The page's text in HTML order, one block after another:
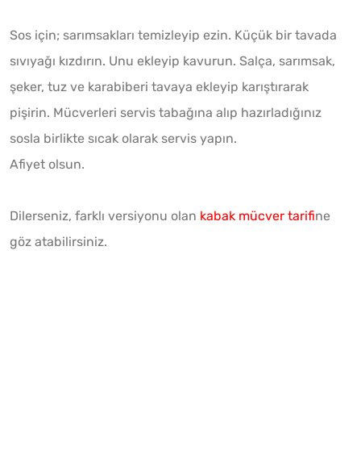
Sos için; sarımsakları temizleyip ezin. Küçük bir tavada
sıvıyağı kızdırın. Unu ekleyip kavurun. Salça, sarımsak,
şeker, tuz ve karabiberi tavaya ekleyip karıştırarak
pişirin. Mücverleri servis tabağına alıp hazırladığınız
sosla birlikte sıcak olarak servis yapın.
Afiyet olsun.
Dilerseniz, farklı versiyonu olan kabak mücver tarifine
göz atabilirsiniz.